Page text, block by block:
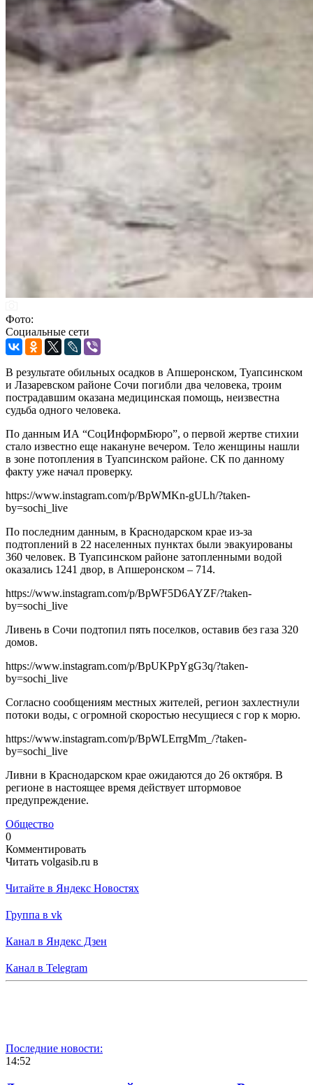
Фото:
Социальные сети
В результате обильных осадков в Апшеронском, Туапсинском
и Лазаревском районе Сочи погибли два человека, троим
пострадавшим оказана медицинская помощь, неизвестна
судьба одного человека.
По данным ИА “СоцИнформБюро”, о первой жертве стихии
стало известно еще накануне вечером. Тело женщины нашли
в зоне потопления в Туапсинском районе. СК по данному
факту уже начал проверку.
https://www.instagram.com/p/BpWMKn-gULh/?taken-
by=sochi_live
По последним данным, в Краснодарском крае из-за
подтоплений в 22 населенных пунктах были эвакуированы
360 человек. В Туапсинском районе затопленными водой
оказались 1241 двор, в Апшеронском – 714.
https://www.instagram.com/p/BpWF5D6AYZF/?taken-
by=sochi_live
Ливень в Сочи подтопил пять поселков, оставив без газа 320
домов.
https://www.instagram.com/p/BpUKPpYgG3q/?taken-
by=sochi_live
Согласно сообщениям местных жителей, регион захлестнули
потоки воды, с огромной скоростью несущиеся с гор к морю.
https://www.instagram.com/p/BpWLErrgMm_/?taken-
by=sochi_live
Ливни в Краснодарском крае ожидаются до 26 октября. В
регионе в настоящее время действует штормовое
предупреждение.
Общество
0
Комментировать
Читать volgasib.ru в
Читайте в Яндекс Новостях
Группа в vk
Канал в Яндекс Дзен
Канал в Telegram
Последние новости:
14:52